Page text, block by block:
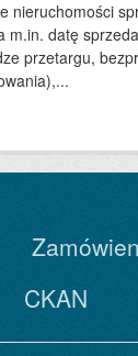
nieruchomości
m.in. datę
przetargu,
CKAN